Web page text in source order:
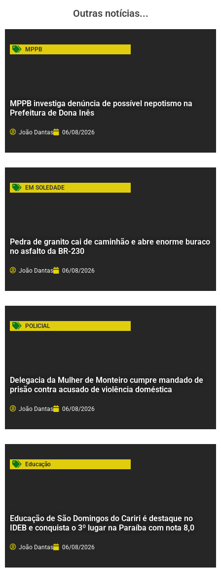
Outras notícias...
MPPB
MPPB investiga denúncia de possível nepotismo na
Prefeitura de Dona Inês
João Dantas 06/08/2026
EM SOLEDADE
Pedra de granito cai de caminhão e abre enorme buraco
no asfalto da BR-230
João Dantas 06/08/2026
POLICIAL
Delegacia da Mulher de Monteiro cumpre mandado de
prisão contra acusado de violência doméstica
João Dantas 06/08/2026
Educação
Educação de São Domingos do Cariri é destaque no
IDEB e conquista o 3º lugar na Paraíba com nota 8,0
João Dantas 06/08/2026